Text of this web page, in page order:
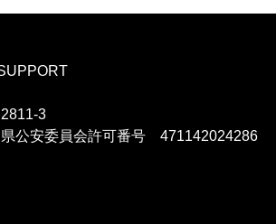
3
公安委員会許可番号 471142024286